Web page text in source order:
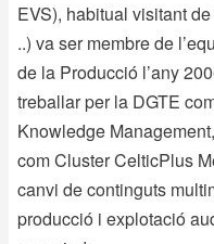
EVS), habitual visitant
..) va ser membre de
de la Producció l’any
treballar per la DGTE
Knowledge
com Cluster CelticPlus
canvi de continguts
producció i explotació